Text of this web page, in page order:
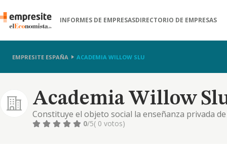
INFORMES DE EMPRESASDIRECTORIO DE EMPRESAS
EMPRESITE ESPAÑA ACADEMIA WILLOW SLU
Academia Willow
Constituye el objeto social la enseñanza privada
n.c.o. p.
0/5( 0 votos)